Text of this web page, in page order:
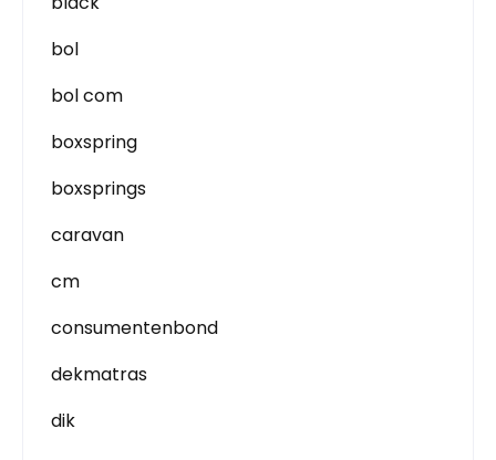
bol
bol com
boxspring
boxsprings
caravan
cm
consumentenbond
dekmatras
dik